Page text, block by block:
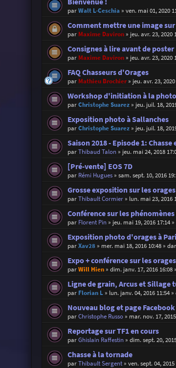
parWalt L-Ceschia » ven. mai 01, 2020
Comment mettre une image
par Maxime Daviron» jeu. avr. 23, 2020
Consignes à lire avant de poster
par Maxime Daviron» jeu. avr. 23, 2020
FAQ Chasseurs d'Orages
par Mathieu Brochier» jeu. avr. 23,
Workshop d'initiation à la
parChristophe Suarez» jeu. juil. 18,
Exposition photo à Sallanches
parChristophe Suarez» jeu. juil. 18,
Saison 2018 - Episode 1:
parThibaud Talon» jeu. mai 24, 2018
[Pré-vente] EOS 7D
par Rémi Hugues» sam. sept. 10, 2016
Grosse exposition sur les
parThibault Cormier» lun. mai 23, 2016
Conférence sur les
par Florent Pin» jeu. mai 19, 2016 17:14»
Exposition photo d'orages à
parXav28» mer. mai 18, 2016 10:48»
Expo + conférence sur les
parWill Hien» dim. janv. 17, 2016 16:08
Ligne de grain, Arcus et Sillage
par Florian L» lun. janv. 04, 2016 11:54»
Nouveau blog et page Facebook
parChristophe Russo» mar. nov. 17,
Reportage sur TF1 en cours
parGhislain Raffestin» dim. sept. 20,
Chasse à la tornade
parThibault Sergent» ven. sept. 04, 2015